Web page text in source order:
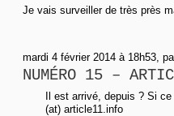
Je vais surveiller de très près
mardi 4 février 2014 à 18h53,
NUMÉRO 15 –
Il est arrivé, depuis ? Si
(at) article11.info